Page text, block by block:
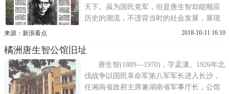
天下。虽为国民党军，但是唐生智却能顺应
历史的潮流，不违背当时的社会发展，展现
了一个真正爱国人士，唐一生声名毁于南京
杀，成为国人的痛。唐生智湖南东安人，他
出身官宦世家，从小锦衣玉食，唐家在东安
城也是屈指可数的大户人家
来源：新浪看点 2018-10-11 16:10
橘洲唐生智公馆旧址
唐生智(1889—1970)，字孟潇。1926年北
伐战争以国民革命军第八军军长进入长沙，
任湘南省政府主席兼湖南省军事厅长，公馆